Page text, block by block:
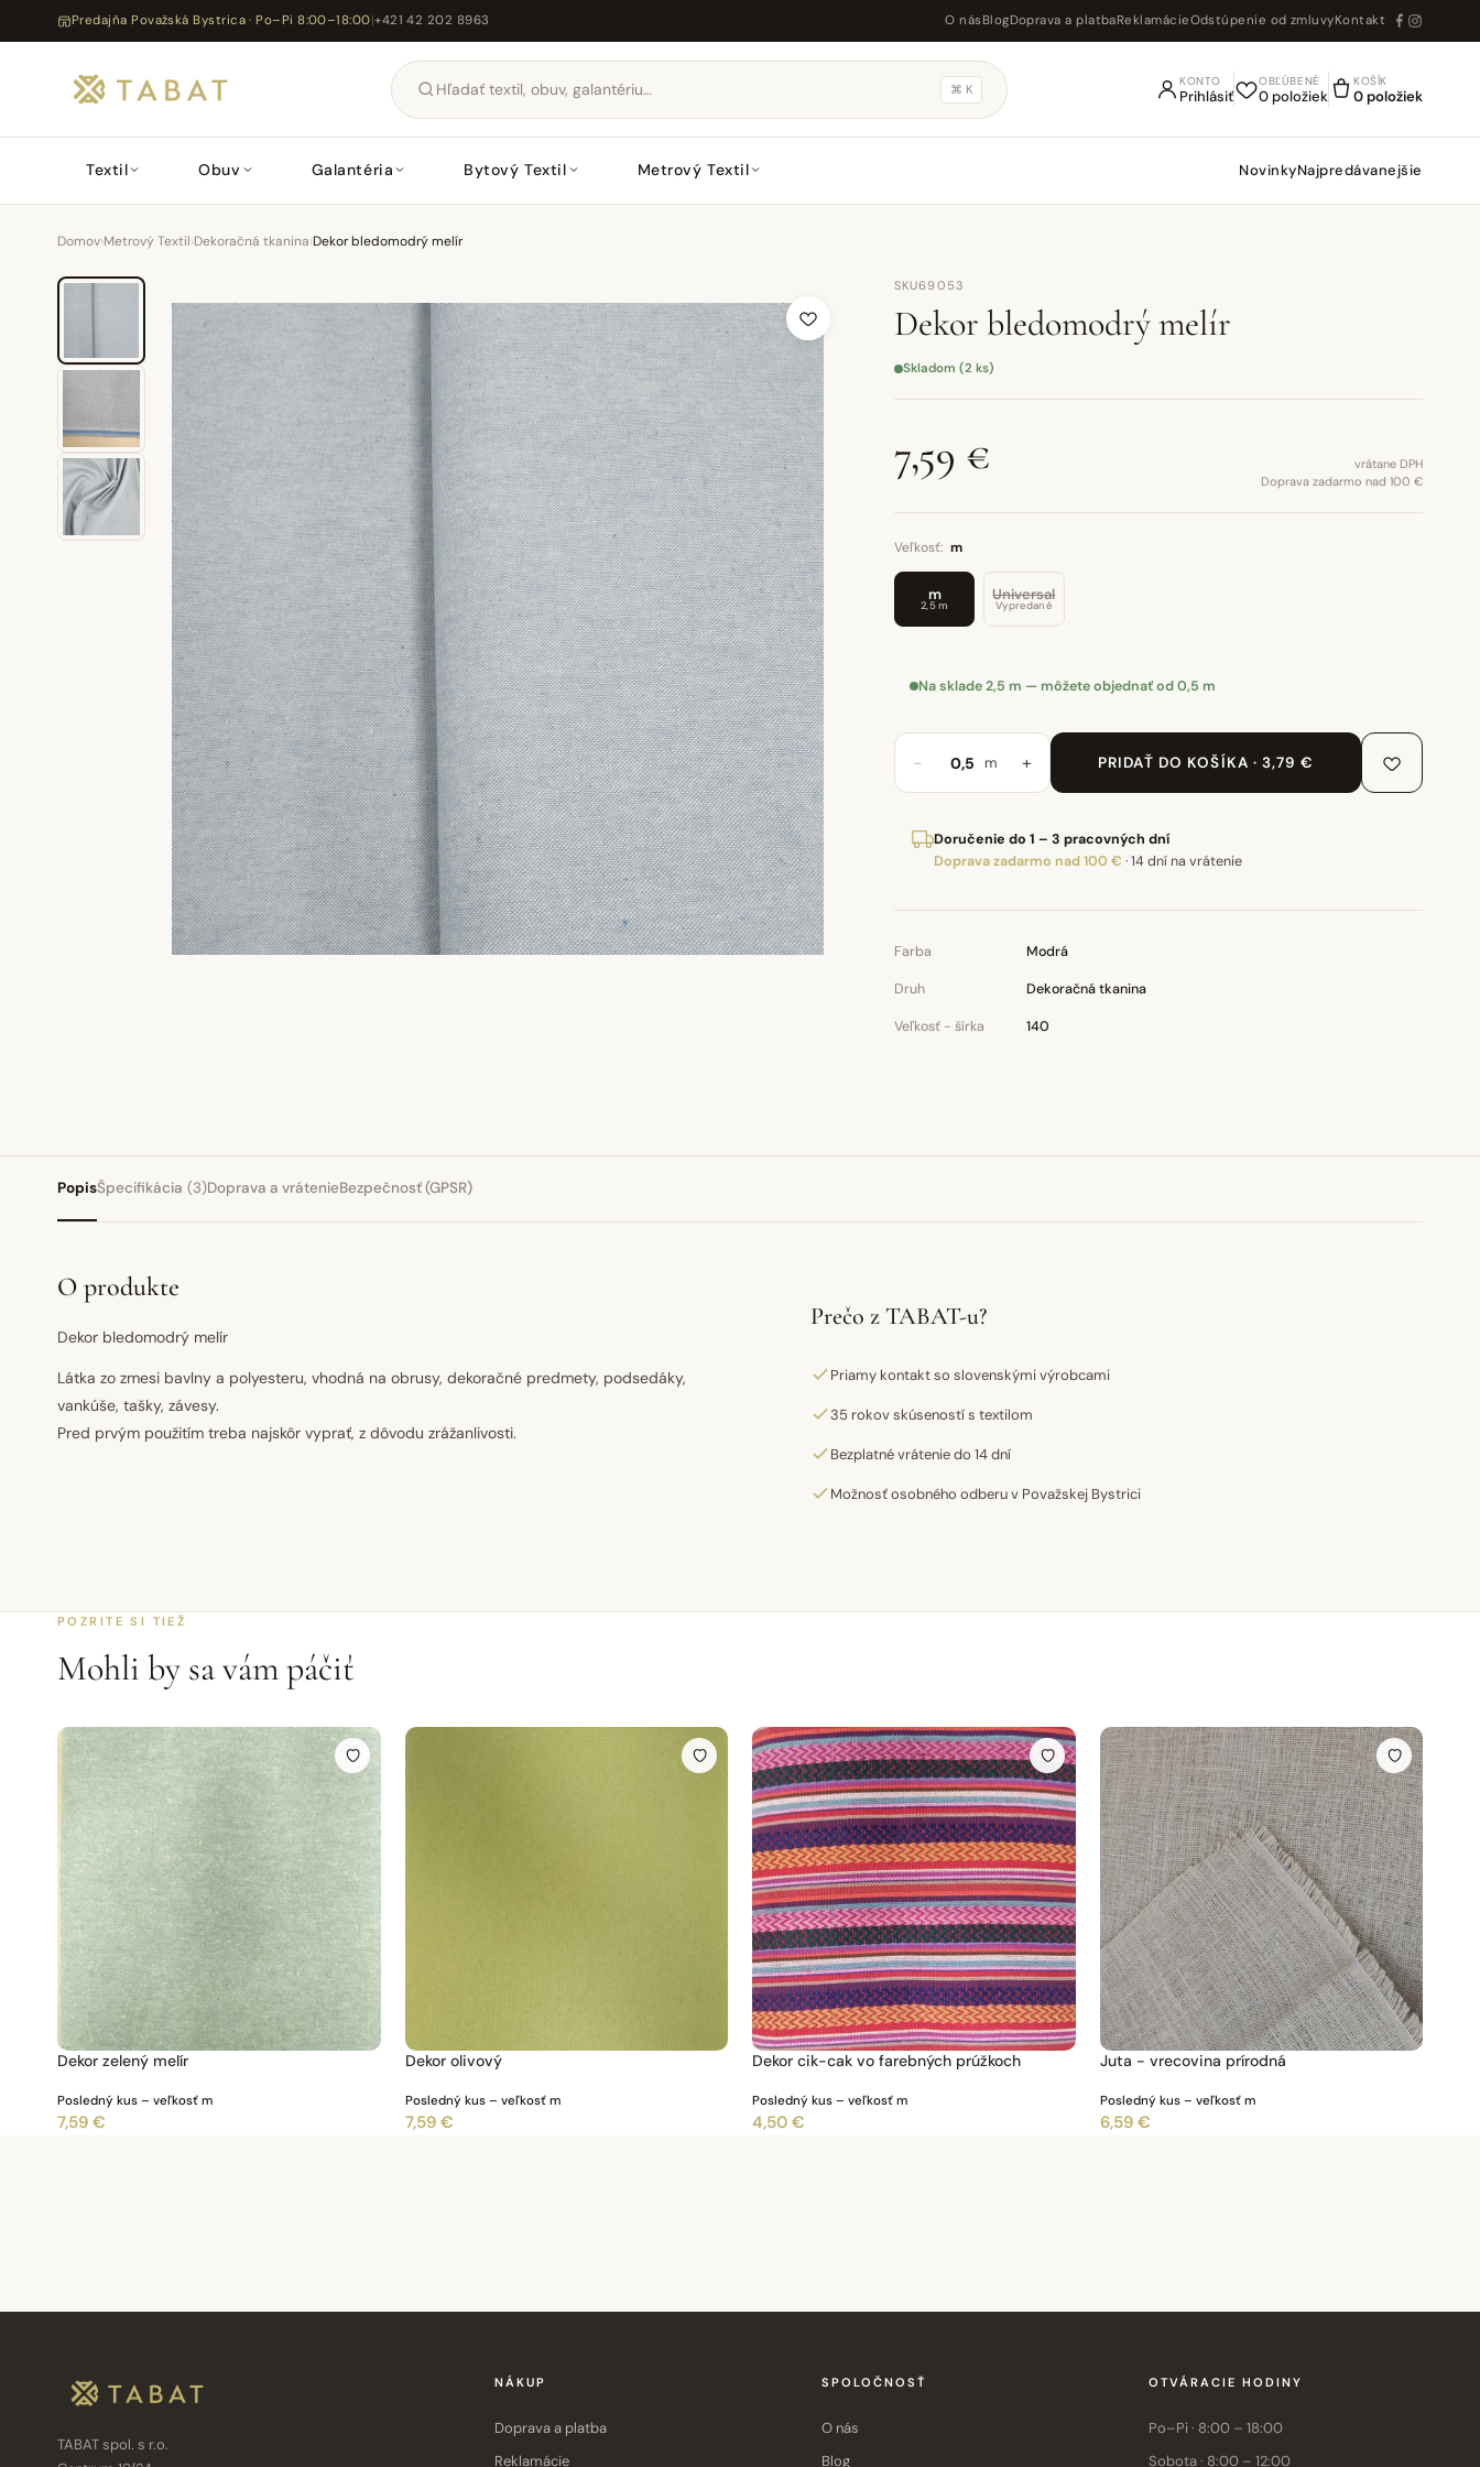
Predajňa Považská Bystrica · Po–Pi 8:00–18:00|+421 42 202 8963 O nás BlogDoprava a platbaReklamácieOdstúpenie od zmluvyKontakt
⌘ K
KONTO
Prihlásiť
OBĽÚBENÉ
0 položiek
KOŠÍK
0 položiek
Textil Obuv Galantéria Bytový Textil Metrový Textil NovinkyNajpredávanejšie
Domov›Metrový Textil›Dekoračná tkanina›Dekor bledomodrý melír
SKU69053
Dekor bledomodrý melír
Skladom (2 ks)
7,59 €
vrátane DPH
Doprava zadarmo nad 100 €
Veľkosť: m
m
2,5 m
Universal
Vypredané
Na sklade 2,5 m — môžete objednať od 0,5 m
− m + PRIDAŤ DO KOŠÍKA · 3,79 €
Doručenie do 1 – 3 pracovných dní
Doprava zadarmo nad 100 € ·14 dní na vrátenie
Farba Modrá
Druh Dekoračná tkanina
Veľkosť - šírka 140
PopisŠpecifikácia (3)Doprava a vrátenieBezpečnosť (GPSR)
O produkte
Dekor bledomodrý melír
Látka zo zmesi bavlny a polyesteru, vhodná na obrusy, dekoračné predmety, podsedáky,
vankúše, tašky, závesy.
Pred prvým použitím treba najskôr vyprať, z dôvodu zrážanlivosti.
Prečo z TABAT-u?
Priamy kontakt so slovenskými výrobcami
35 rokov skúseností s textilom
Bezplatné vrátenie do 14 dní
Možnosť osobného odberu v Považskej Bystrici
POZRITE SI TIEŽ
Mohli by sa vám páčiť
Dekor zelený melír
Posledný kus – veľkosť m
7,59 €
Dekor olivový
Posledný kus – veľkosť m
7,59 €
Dekor cik-cak vo farebných prúžkoch
Posledný kus – veľkosť m
4,50 €
Juta - vrecovina prírodná
Posledný kus – veľkosť m
6,59 €
TABAT spol. s r.o.
NÁKUP
Doprava a platba
Reklamácie
SPOLOČNOSŤ
O nás
Blog
OTVÁRACIE HODINY
Po–Pi · 8:00 – 18:00
Sobota · 8:00 – 12:00